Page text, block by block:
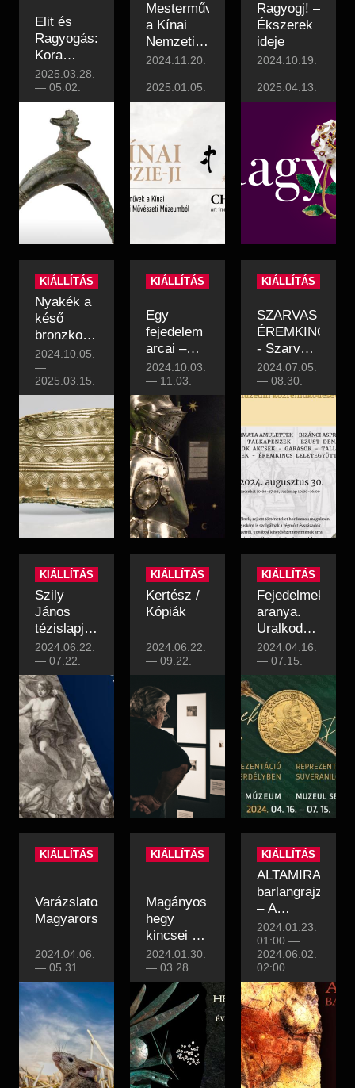
Elit és
Ragyogás:
Kora
vaskori
ékszerek
Somlótól
Hallstattig
2025.03.28.
— 05.02.
Mesterművek
a Kínai
Nemzeti
Művészeti
Múzeumból
2024.11.20.
—
2025.01.05.
Ragyogj! –
Ékszerek
ideje
2024.10.19.
—
2025.04.13.
KIÁLLÍTÁS
Nyakék a
késő
bronzkorból
| Hónap
kincse
2024.10.05.
—
2025.03.15.
KIÁLLÍTÁS
Egy
fejedelem
arcai –
Báthory
Zsigmond
ismeretlen
képmása
2024.10.03.
— 11.03.
KIÁLLÍTÁS
SZARVAS
ÉREMKINCSEI
- Szarvas
1700 éves
története a
pénzhasználat
2024.07.05.
— 08.30.
KIÁLLÍTÁS
Szily
János
tézislapja
1754-ből
2024.06.22.
— 07.22.
KIÁLLÍTÁS
Kertész /
Kópiák
2024.06.22.
— 09.22.
KIÁLLÍTÁS
Fejedelmek
aranya.
Uralkodói
reprezentáció
Erdélyben
2024.04.16.
— 07.15.
KIÁLLÍTÁS
Varázslatos
Magyarország
2024.04.06.
— 05.31.
KIÁLLÍTÁS
Magányos
hegy
kincsei –
Évezredes
történetek
a Somló-
hegyen
2024.01.30.
— 03.28.
KIÁLLÍTÁS
ALTAMIRA
barlangrajzai
– A
művészet
kezdetei
2024.01.23.
01:00 —
2024.06.02.
02:00